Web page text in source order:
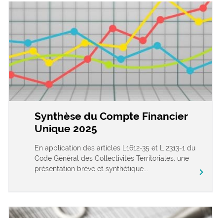
Synthèse du Compte Financier
Unique 2025
En application des articles L1612-35 et L 2313-1 du
Code Général des Collectivités Territoriales, une
présentation brève et synthétique...
chevron_right